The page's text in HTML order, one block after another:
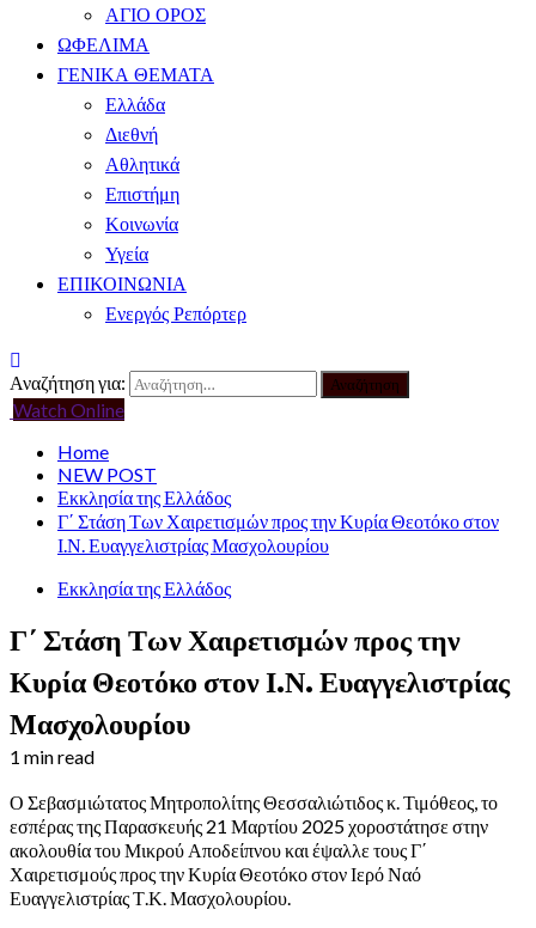
ΑΓΙΟ ΟΡΟΣ
ΩΦΕΛΙΜΑ
ΓΕΝΙΚΑ ΘΕΜΑΤΑ
Ελλάδα
Διεθνή
Αθλητικά
Επιστήμη
Κοινωνία
Υγεία
ΕΠΙΚΟΙΝΩΝΙΑ
Ενεργός Ρεπόρτερ
Αναζήτηση για:
Watch Online
Home
NEW POST
Εκκλησία της Ελλάδος
Γ΄ Στάση Των Χαιρετισμών προς την Κυρία Θεοτόκο στον
Ι.Ν. Ευαγγελιστρίας Μασχολουρίου
Εκκλησία της Ελλάδος
Γ΄ Στάση Των Χαιρετισμών προς την
Κυρία Θεοτόκο στον Ι.Ν. Ευαγγελιστρίας
Μασχολουρίου
1 min read
Ο Σεβασμιώτατος Μητροπολίτης Θεσσαλιώτιδος κ. Τιμόθεος, το
εσπέρας της Παρασκευής 21 Μαρτίου 2025 χοροστάτησε στην
ακολουθία του Μικρού Αποδείπνου και έψαλλε τους Γ΄
Χαιρετισμούς προς την Κυρία Θεοτόκο στον Ιερό Ναό
Ευαγγελιστρίας Τ.Κ. Μασχολουρίου.